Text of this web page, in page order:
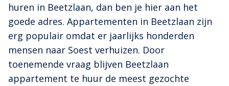
huren in Beetzlaan, dan ben je hier aan het
goede adres. Appartementen in Beetzlaan zijn
erg populair omdat er jaarlijks honderden
mensen naar Soest verhuizen. Door
toenemende vraag blijven Beetzlaan
appartement te huur de meest gezochte